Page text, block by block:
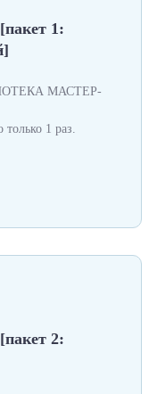
1:
МАСТЕР-
1 раз.
2: